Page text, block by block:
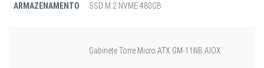
ARMAZENAMENTO SSD M.2 NVME 480GB
Gabinete Torre Micro ATX GM-11NB AIOX